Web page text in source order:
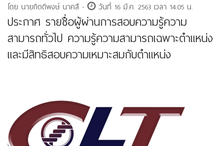
โดย นายกิตติพงษ์ นาคสี - วันที่ 16 มี.ค. 2563 เวลา 14:05 น.
ประกาศ รายชื่อผู้ผ่านการสอบความรู้ความ
สามารถทั่วไป ความรู้ความสามารถเฉพาะตำแหน่ง
และมีสิทธิสอบความเหมาะสมกับตำแหน่ง